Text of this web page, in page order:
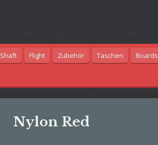
Shaft Flight Zubehör Taschen
Boards
Nylon Red